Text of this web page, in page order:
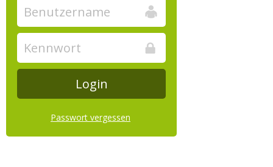
Passwort vergessen